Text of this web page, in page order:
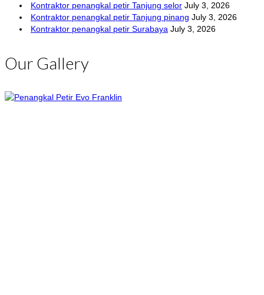
Kontraktor penangkal petir Tanjung selor July 3, 2026
Kontraktor penangkal petir Tanjung pinang July 3, 2026
Kontraktor penangkal petir Surabaya July 3, 2026
Our Gallery